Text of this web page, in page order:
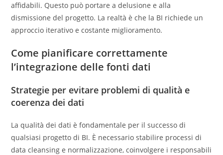
affidabili. Questo può portare a delusione e alla
dismissione del progetto. La realtà è che la BI richiede un
approccio iterativo e costante miglioramento.
Come pianificare correttamente
l’integrazione delle fonti dati
Strategie per evitare problemi di qualità e
coerenza dei dati
La qualità dei dati è fondamentale per il successo di
qualsiasi progetto di BI. È necessario stabilire processi di
data cleansing e normalizzazione, coinvolgere i responsabili